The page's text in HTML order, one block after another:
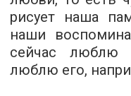
рисует наша
наши
сейчас люблю
люблю его,